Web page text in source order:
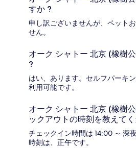
すか ?
申し訳ございませんが、ペット
せん。
オーク シャトー 北京 (橡樹
?
はい、あります。セルフパーキ
利用可能です。
オーク シャトー 北京 (橡樹
ックアウトの時刻を教えてく
チェックイン時間は 14:00 ～ 深
時刻は、正午です。